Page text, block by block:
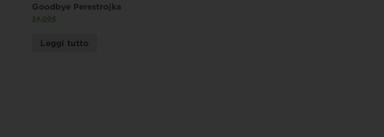
Goodbye Perestrojka
24,00€
Leggi tutto